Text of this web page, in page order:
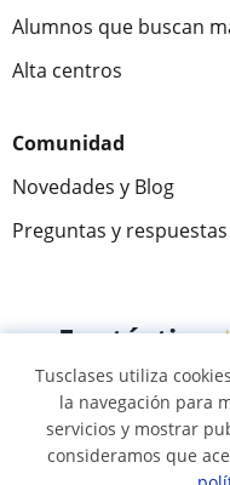
Alumnos que buscan
Alta centros
Comunidad
Novedades y Blog
Preguntas y respuestas
Fantástica
305883
© 2007 -
Tusclases utiliza
la navegación para
servicios y mostrar
consideramos que